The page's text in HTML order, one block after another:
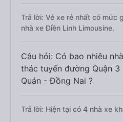
Trả lời: Vé xe rẻ nhất có mức
nhà xe Điền Linh Limousine.
Câu hỏi: Có bao nhiêu
thác tuyến đường Quận
Quán - Đồng Nai ?
Trả lời: Hiện tại có 4 nhà xe